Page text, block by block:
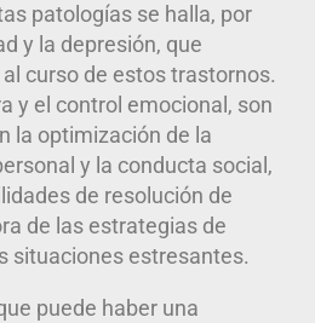
patologías se halla, por
y la depresión, que
curso de estos trastornos.
y el control emocional, son
la optimización de la
y la conducta social,
de resolución de
de las estrategias de
situaciones estresantes.
puede haber una